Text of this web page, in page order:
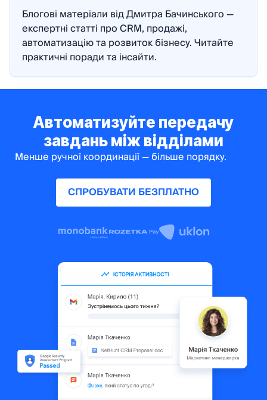
Блогові матеріали від Дмитра Бачинського —
експертні статті про CRM, продажі,
автоматизацію та розвиток бізнесу. Читайте
практичні поради та інсайти.
Автоматизуйте передачу
завдань між відділами
Менше ручної координації — більше порядку.
СПРОБУВАТИ БЕЗПЛАТНО